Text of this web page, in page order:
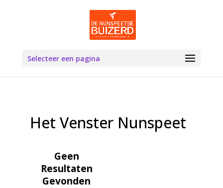
Selecteer een pagina
Het Venster Nunspeet
Geen
Resultaten
Gevonden